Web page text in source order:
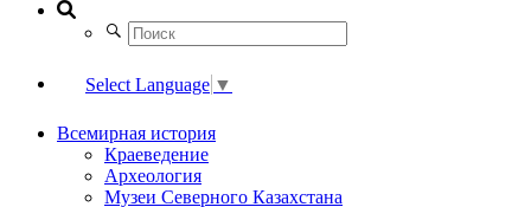
Select Language ▼
Всемирная история
Краеведение
Археология
Музеи Северного Казахстана